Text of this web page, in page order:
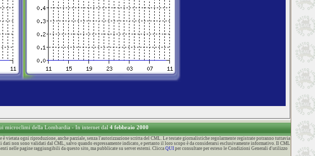
microclimi della Lombardia - In internet dal4 febbraio 2000
ogni riproduzione, anche parziale, senza l'autorizzazione scritta del CML. Le testate giornalistiche regolarmente registrate potranno tuttavia
dati non sono validati dal CML, salvo quando espressamente indicato, e pertanto il loro scopo è da considerarsi esclusivamente informativo. Il CML
nelle pagine raggiungibili da questo sito, ma pubblicate su server esterni. Clicca QUIper consultare per esteso le Condizioni Generali d'utilizzo